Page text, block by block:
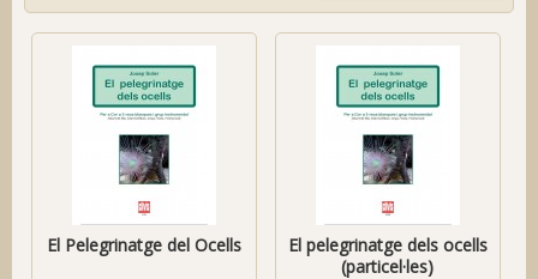
El Pelegrinatge del Ocells
El pelegrinatge dels ocells
(particel·les)